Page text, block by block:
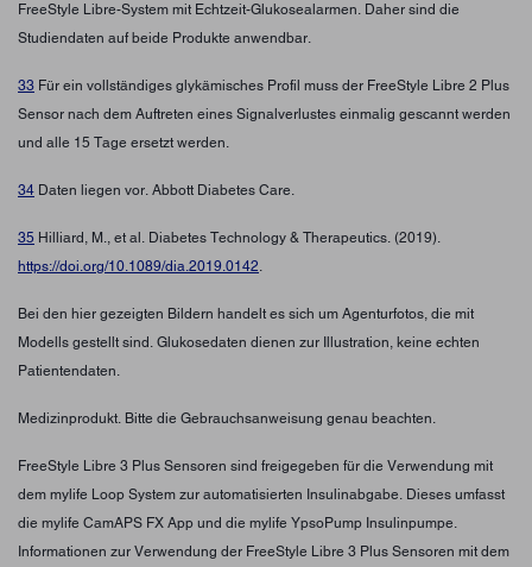
FreeStyle Libre-System mit Echtzeit-Glukosealarmen. Daher sind die
Studiendaten auf beide Produkte anwendbar.
33 Für ein vollständiges glykämisches Profil muss der FreeStyle Libre 2 Plus
Sensor nach dem Auftreten eines Signalverlustes einmalig gescannt werden
und alle 15 Tage ersetzt werden.
34 Daten liegen vor. Abbott Diabetes Care.
35 Hilliard, M., et al. Diabetes Technology & Therapeutics. (2019).
https://doi.org/10.1089/dia.2019.0142.
Bei den hier gezeigten Bildern handelt es sich um Agenturfotos, die mit
Modells gestellt sind. Glukosedaten dienen zur Illustration, keine echten
Patientendaten.
Medizinprodukt. Bitte die Gebrauchsanweisung genau beachten.
FreeStyle Libre 3 Plus Sensoren sind freigegeben für die Verwendung mit
dem mylife Loop System zur automatisierten Insulinabgabe. Dieses umfasst
die mylife CamAPS FX App und die mylife YpsoPump Insulinpumpe.
Informationen zur Verwendung der FreeStyle Libre 3 Plus Sensoren mit dem